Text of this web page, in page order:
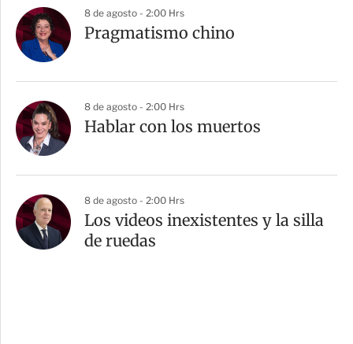
8 de agosto - 2:00 Hrs
Pragmatismo chino
8 de agosto - 2:00 Hrs
Hablar con los muertos
8 de agosto - 2:00 Hrs
Los videos inexistentes y la silla
de ruedas